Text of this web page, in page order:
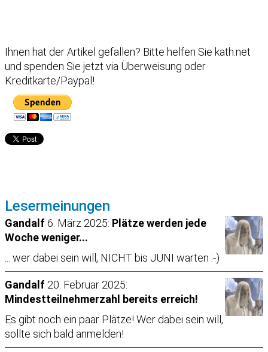
Ihnen hat der Artikel gefallen? Bitte helfen Sie kath.net
und spenden Sie jetzt via Überweisung oder
Kreditkarte/Paypal!
Lesermeinungen
Gandalf 6. März 2025: Plätze werden jede
Woche weniger...
... wer dabei sein will, NICHT bis JUNI warten :-)
Gandalf 20. Februar 2025:
Mindestteilnehmerzahl bereits erreich!
Es gibt noch ein paar Plätze! Wer dabei sein will,
sollte sich bald anmelden!